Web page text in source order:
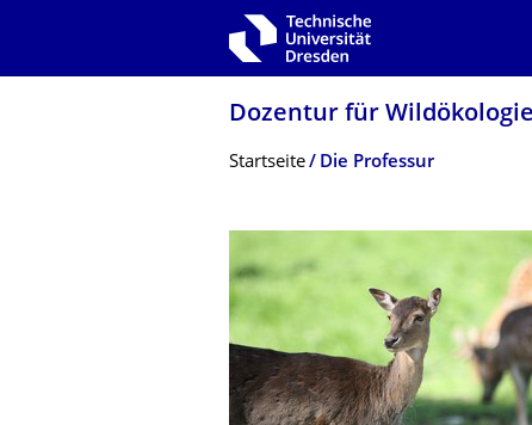
Zur Hauptnavigation springen
Dozentur für
Breadcrumb-Menü
Startseite Die Professur